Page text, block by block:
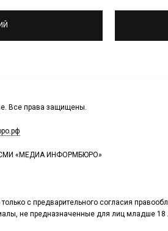
Все права защищены.
«МЕДИА ИНФОРМБЮРО»
с предварительного согласия
не предназначенные для лиц младше 18